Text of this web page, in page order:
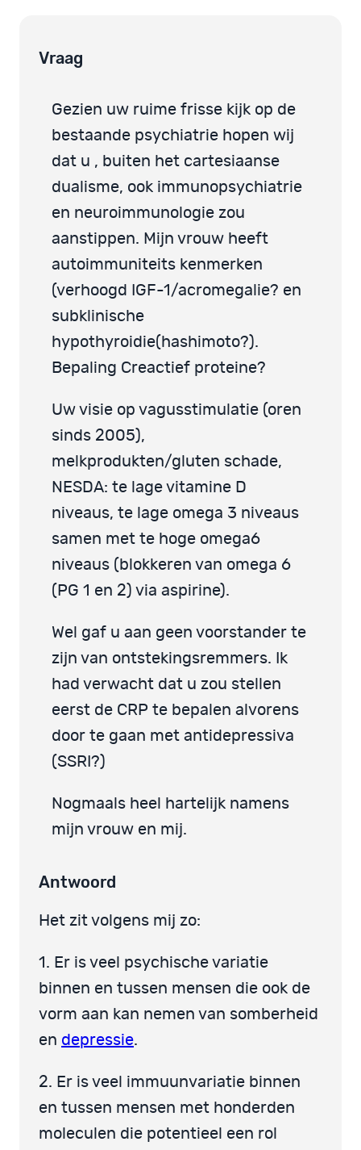
Vraag
Gezien uw ruime frisse kijk op de
bestaande psychiatrie hopen wij
dat u , buiten het cartesiaanse
dualisme, ook immunopsychiatrie
en neuroimmunologie zou
aanstippen. Mijn vrouw heeft
autoimmuniteits kenmerken
(verhoogd IGF-1/acromegalie? en
subklinische
hypothyroidie(hashimoto?).
Bepaling Creactief proteine?
Uw visie op vagusstimulatie (oren
sinds 2005),
melkprodukten/gluten schade,
NESDA: te lage vitamine D
niveaus, te lage omega 3 niveaus
samen met te hoge omega6
niveaus (blokkeren van omega 6
(PG 1 en 2) via aspirine).
Wel gaf u aan geen voorstander te
zijn van ontstekingsremmers. Ik
had verwacht dat u zou stellen
eerst de CRP te bepalen alvorens
door te gaan met antidepressiva
(SSRI?)
Nogmaals heel hartelijk namens
mijn vrouw en mij.
Antwoord
Het zit volgens mij zo:
1. Er is veel psychische variatie
binnen en tussen mensen die ook de
vorm aan kan nemen van somberheid
en depressie.
2. Er is veel immuunvariatie binnen
en tussen mensen met honderden
moleculen die potentieel een rol